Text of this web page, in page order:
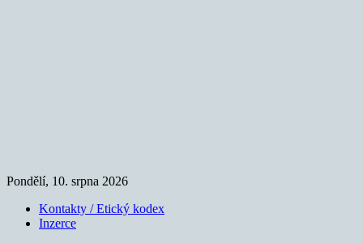
Pondělí, 10. srpna 2026
Kontakty / Etický kodex
Inzerce